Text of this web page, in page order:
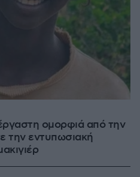
ομορφιά από την
την εντυπωσιακή